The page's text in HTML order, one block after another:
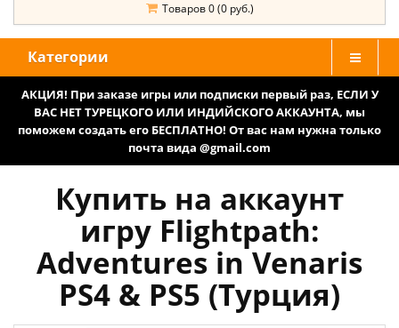
Товаров 0 (0 руб.)
Категории
АКЦИЯ! При заказе игры или подписки первый раз, ЕСЛИ У
ВАС НЕТ ТУРЕЦКОГО ИЛИ ИНДИЙСКОГО АККАУНТА, мы
поможем создать его БЕСПЛАТНО! От вас нам нужна только
почта вида @gmail.com
Купить на аккаунт
игру Flightpath:
Adventures in Venaris
PS4 & PS5 (Турция)